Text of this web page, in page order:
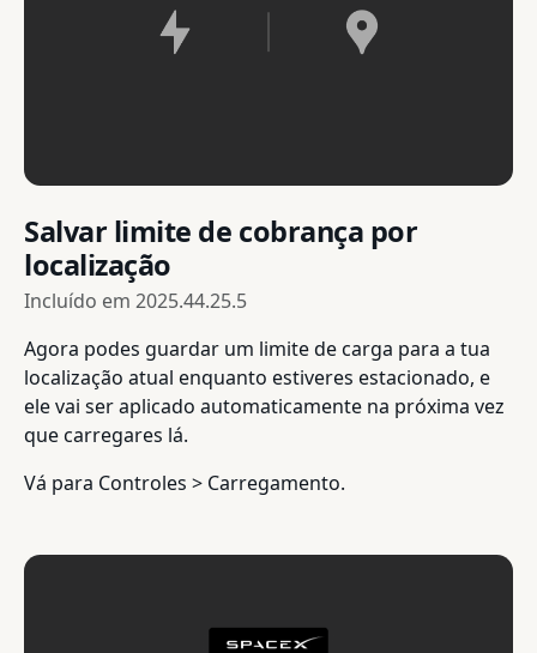
Salvar limite de cobrança por
localização
Incluído em 2025.44.25.5
Agora podes guardar um limite de carga para a tua
localização atual enquanto estiveres estacionado, e
ele vai ser aplicado automaticamente na próxima vez
que carregares lá.
Vá para Controles > Carregamento.